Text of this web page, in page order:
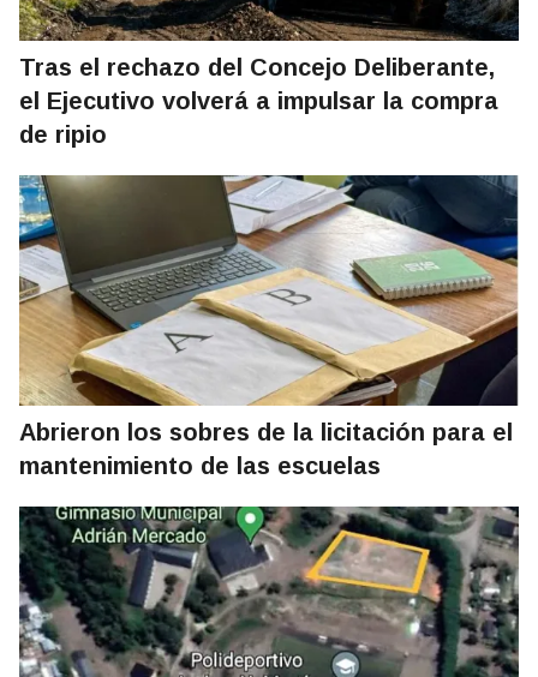
Tras el rechazo del Concejo Deliberante,
el Ejecutivo volverá a impulsar la compra
de ripio
Abrieron los sobres de la licitación para el
mantenimiento de las escuelas